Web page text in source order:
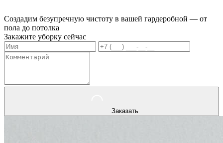
Создадим безупречную чистоту в вашей гардеробной — от
пола до потолка
Закажите уборку сейчас
Заказать